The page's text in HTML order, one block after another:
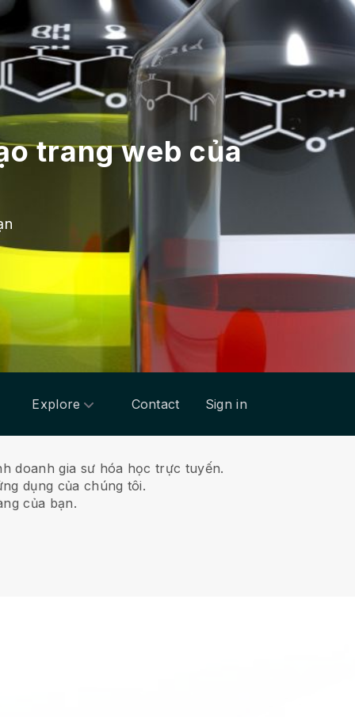
trang web của
Explore Contact Sign in
doanh gia sư hóa học trực tuyến.
dụng của chúng tôi.
của bạn.